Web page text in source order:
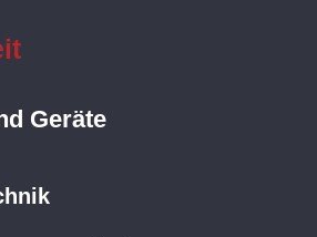
Geräte